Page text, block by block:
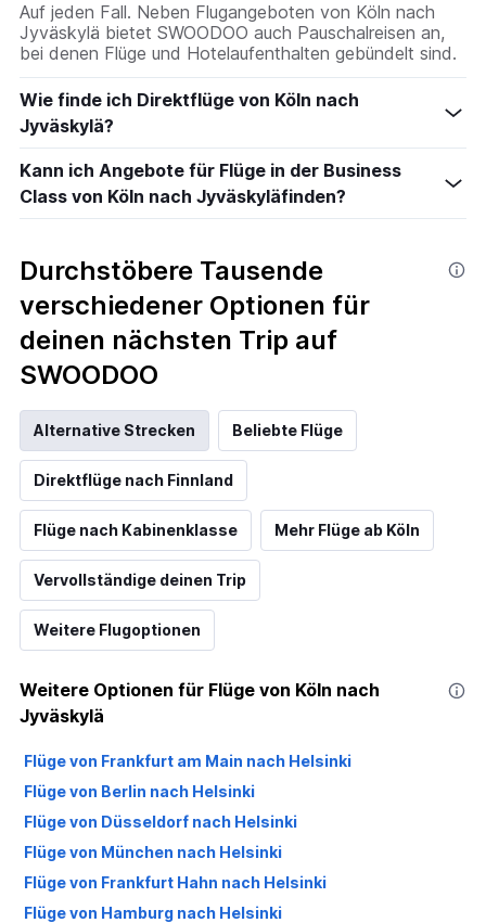
Auf jeden Fall. Neben Flugangeboten von Köln nach
Jyväskylä bietet SWOODOO auch Pauschalreisen an,
bei denen Flüge und Hotelaufenthalten gebündelt sind.
Wie finde ich Direktflüge von Köln nach
Jyväskylä?
Kann ich Angebote für Flüge in der Business
Class von Köln nach Jyväskyläfinden?
Durchstöbere Tausende
verschiedener Optionen für
deinen nächsten Trip auf
SWOODOO
Alternative Strecken Beliebte Flüge
Direktflüge nach Finnland
Flüge nach Kabinenklasse Mehr Flüge ab Köln
Vervollständige deinen Trip
Weitere Flugoptionen
Weitere Optionen für Flüge von Köln nach
Jyväskylä
Flüge von Frankfurt am Main nach Helsinki
Flüge von Berlin nach Helsinki
Flüge von Düsseldorf nach Helsinki
Flüge von München nach Helsinki
Flüge von Frankfurt Hahn nach Helsinki
Flüge von Hamburg nach Helsinki